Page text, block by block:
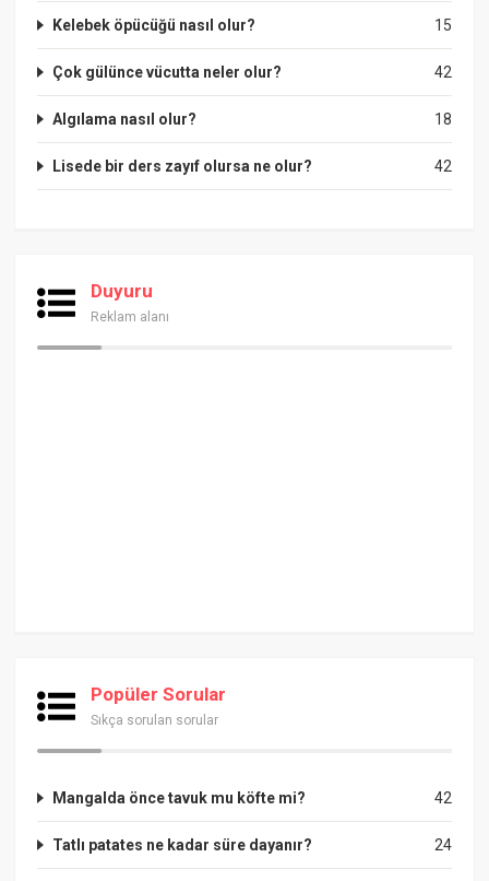
15
Kelebek öpücüğü nasıl olur?
42
Çok gülünce vücutta neler olur?
18
Algılama nasıl olur?
42
Lisede bir ders zayıf olursa ne olur?
Duyuru
Reklam alanı
Popüler Sorular
Sıkça sorulan sorular
42
Mangalda önce tavuk mu köfte mi?
24
Tatlı patates ne kadar süre dayanır?